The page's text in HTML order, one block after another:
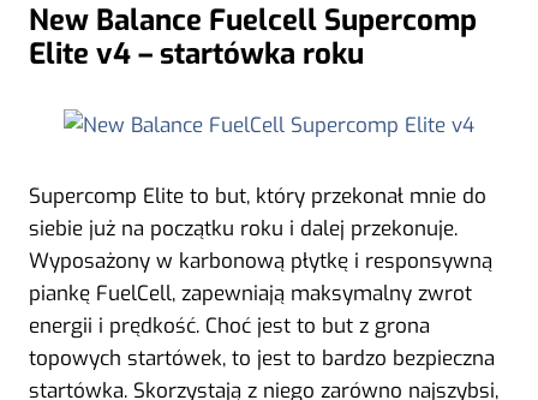
New Balance Fuelcell Supercomp
Elite v4 – startówka roku
Supercomp Elite to but, który przekonał mnie do
siebie już na początku roku i dalej przekonuje.
Wyposażony w karbonową płytkę i responsywną
piankę FuelCell, zapewniają maksymalny zwrot
energii i prędkość. Choć jest to but z grona
topowych startówek, to jest to bardzo bezpieczna
startówka. Skorzystają z niego zarówno najszybsi,